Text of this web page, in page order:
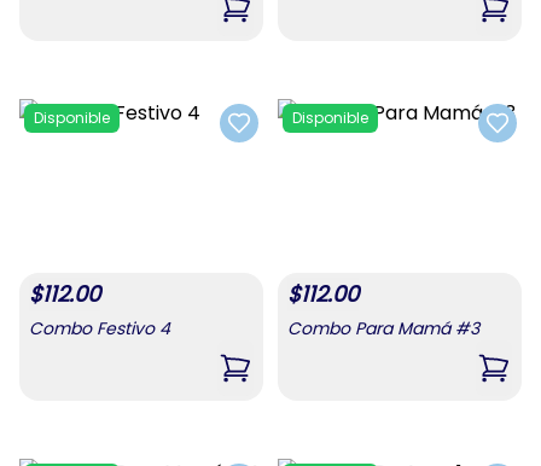
,Combo Festivo 2 ,
Add to favorites
Disponible
$112.00
Combo Festivo 4
,Combo Festivo 4
Add
Disponible
$112.00
Combo Para Mamá #3
,